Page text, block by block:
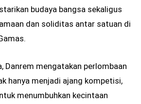
budaya bangsa sekaligus
dan soliditas antar satuan di
Danrem mengatakan perlombaan
hanya menjadi ajang kompetisi,
menumbuhkan kecintaan